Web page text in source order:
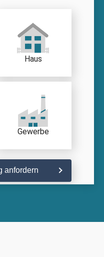
Haus
Gewerbe
anfordern